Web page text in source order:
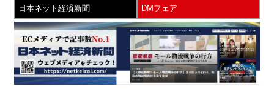
日本ネット経済新聞 DMフェア